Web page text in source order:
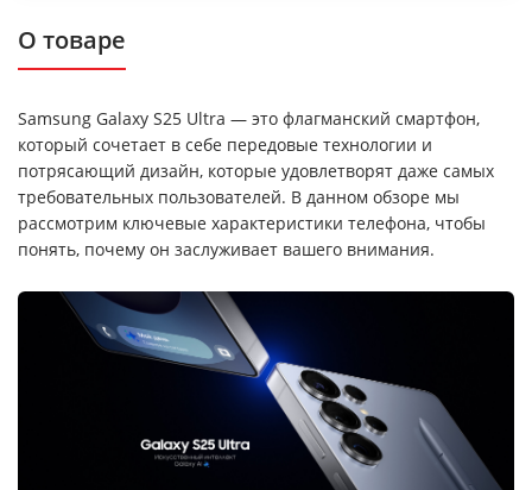
О товаре
Samsung Galaxy S25 Ultra — это флагманский смартфон,
который сочетает в себе передовые технологии и
потрясающий дизайн, которые удовлетворят даже самых
требовательных пользователей. В данном обзоре мы
рассмотрим ключевые характеристики телефона, чтобы
понять, почему он заслуживает вашего внимания.